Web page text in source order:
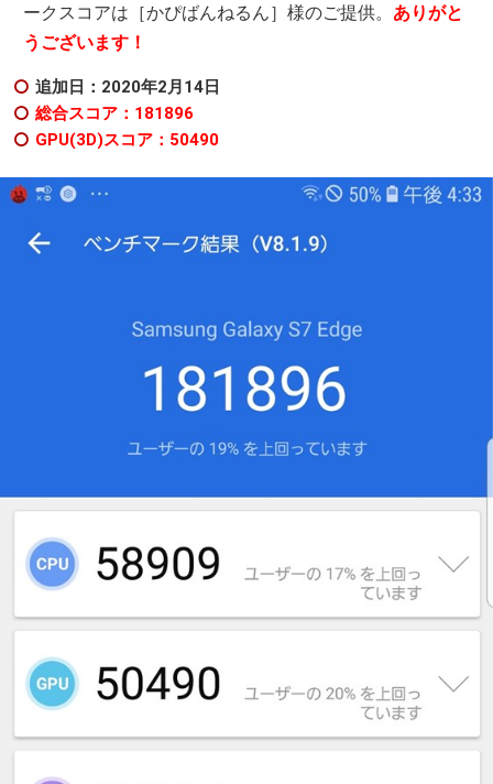
ークスコアは［かぴばんねるん］様のご提供。 ありがと
うございます！
追加日：2020年2月14日
総合スコア：181896
GPU(3D)スコア：50490